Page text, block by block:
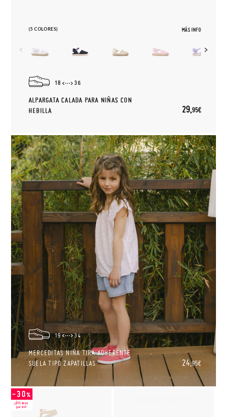
(5 COLORES) MÁS INFO
18 36
ALPARGATA CALADA PARA NIÑAS CON
HEBILLA
29,95€
19 34
MERCEDITAS NIÑA TIRA ADHERENTE
SUELA TIPO ZAPATILLAS
24,95€